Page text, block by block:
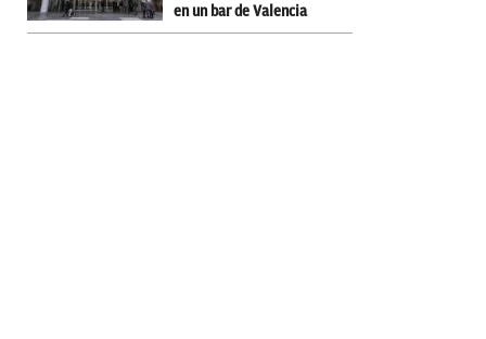
en un bar de Valencia